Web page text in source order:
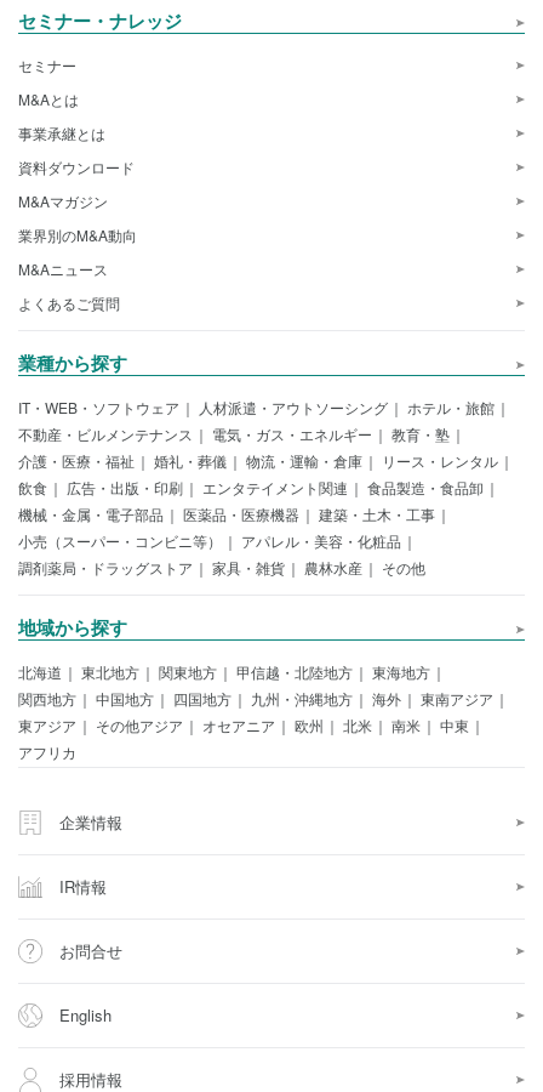
セミナー・ナレッジ
セミナー
M&Aとは
事業承継とは
資料ダウンロード
M&Aマガジン
業界別のM&A動向
M&Aニュース
よくあるご質問
業種から探す
IT・WEB・ソフトウェア 人材派遣・アウトソーシング
ホテル・旅館
不動産・ビルメンテナンス
電気・ガス・エネルギー
教育・塾
介護・医療・福祉
婚礼・葬儀 物流・運輸・倉庫
リース・レンタル
飲食
広告・出版・印刷 エンタテイメント関連
食品製造・食品卸
機械・金属・電子部品
医薬品・医療機器
建築・土木・工事
小売（スーパー・コンビニ等）
アパレル・美容・化粧品
調剤薬局・ドラッグストア
家具・雑貨 農林水産 その他
地域から探す
北海道 東北地方 関東地方 甲信越・北陸地方
東海地方
関西地方
中国地方 四国地方 九州・沖縄地方 海外
東南アジア
東アジア
その他アジア オセアニア 欧州 北米 南米
中東
アフリカ
企業情報
IR情報
お問合せ
English
採用情報